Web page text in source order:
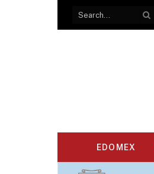
EDOMEX